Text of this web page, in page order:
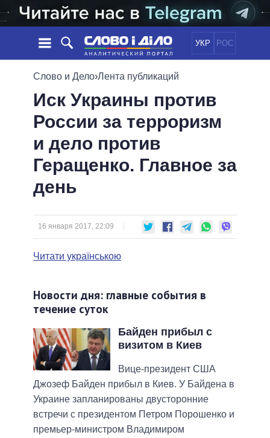
УКР РОС
НОВОСТИ
ЛЕНТА
СОБЫТИЯ
СТАТЬИ
МНЕНИЯ
ОБЗОРЫ
ДАЙДЖЕСТЫ
ПОЛИТИКА
ЭКОНОМИКА
ОБЩЕСТВО
ОБЕЩАНИЯ
ПОЛИТИКИ
ВСЕ ПОЛИТИКИ
ПРЕЗИДЕНТ И ОФИС
ВЕРХОВНАЯ РАДА
ГЛАВЫ ОБЛАДМИНИСТРАЦИЙ
ВСЕ ПЕРСОНЫ
ИНФОГРАФИКА
СРАВНЕНИЕ ПОЛИТИКОВ
Слово и Дело›Лента публикаций
Иск Украины против
России за терроризм
и дело против
Геращенко. Главное за
день
16 января 2017, 22:09
Читати українською
Новости дня: главные события в
течение суток
Байден прибыл с
визитом в Киев
Вице-президент США
Джозеф Байден прибыл в Киев. У Байдена в
Украине запланированы двусторонние
встречи с президентом Петром Порошенко и
премьер-министром Владимиром